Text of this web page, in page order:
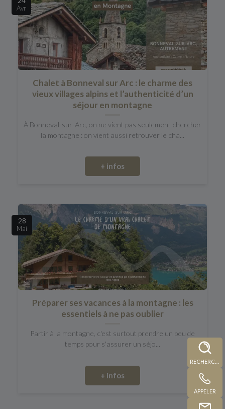
APPELER
Avr
Chalet à Bonneval sur Arc : le charme des
vieux villages alpins et l’authenticité d’un
séjour en montagne
À Bonneval-sur-Arc, on ne vient pas seulement chercher
la montagne : on vient aussi retrouver le cha...
+ infos
28
Mai
Préparer ses vacances à la montagne : les
essentiels à ne pas oublier
Partir à la montagne, c'est surtout prendre un peu de
temps pour s'assurer un séjo...
+ infos